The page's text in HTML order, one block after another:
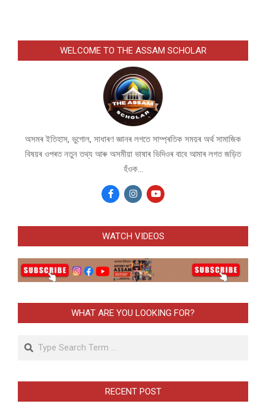
WELCOME TO THE ASSAM SCHOLAR
অসমৰ ইতিহাস, ভুগোল, সাধাৰণ জ্ঞানৰ লগতে সাম্প্ৰতিক সময়ৰ অৰ্থ সামাজিক
বিষয়ৰ ওপৰত নতুন তথ্য আৰু অসমীয়া ভাষাৰ ভিদিওৰ বাবে আমাৰ লগত জড়িত
হঁওক...
WATCH VIDEOS
WHAT ARE YOU LOOKING FOR?
Search
RECENT POST